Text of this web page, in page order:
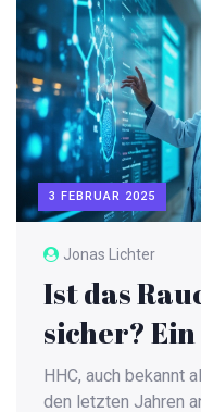
3 FEBRUAR 2025
Jonas Lichter
Ist das
sicher?
Leitfaden
HHC, auch bekannt
den letzten Jahren